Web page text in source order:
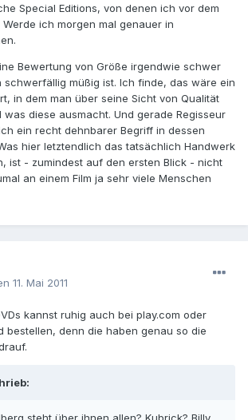
Special Editions, von denen ich vor dem
ich morgen mal genauer in
Bewertung von Größe irgendwie schwer
müßig ist. Ich finde, das wäre ein
in dem man über seine Sicht von Qualität
diese ausmacht. Und gerade Regisseur
ein recht dehnbarer Begriff in dessen
hier letztendlich das tatsächlich Handwerk
ist - zumindest auf den ersten Blick - nicht
an einem Film ja sehr viele Menschen
11. Mai 2011
kannst ruhig auch bei play.com oder
bestellen, denn die haben genau so die